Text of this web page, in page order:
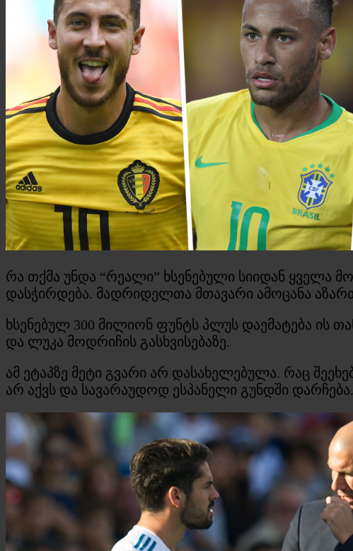
რა თქმა უნდა “რეალი” ხსენებული სიიდან ყველა
დასჭირდება. მადრიდელთა მთავარი ამოცანა
ხსენებულ 300 მილიონ ფუნტს პლუს დაემატება ის
და ლუკა მოდრიჩის გასხვისებაზე.
ამ ეტაპზე მეტი გვარი არ დასახელებულა. რაც
არ აქვს და სავარაუდოდ ესპანელი გუნდში დარჩება.